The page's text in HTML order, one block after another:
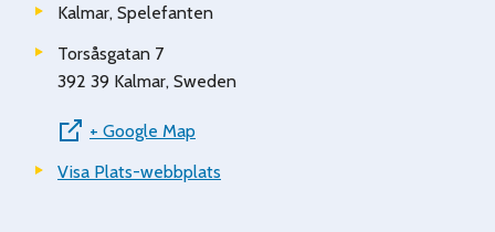
Kalmar, Spelefanten
Torsåsgatan 7
392 39 Kalmar, Sweden
+ Google Map
Visa Plats-webbplats